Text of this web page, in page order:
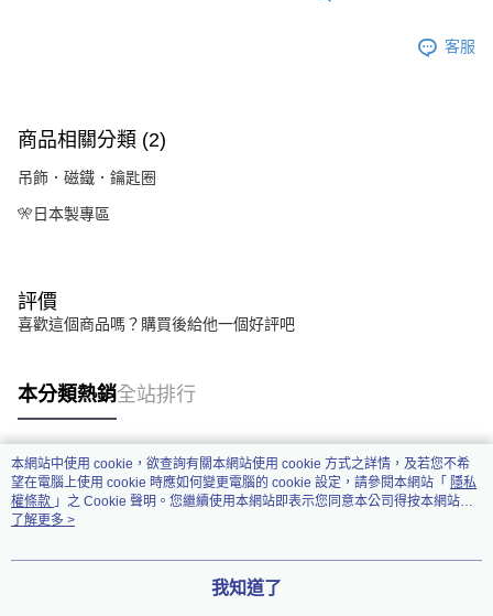
客服
商品相關分類 (2)
吊飾．磁鐵．鑰匙圈
🎌日本製專區
評價
喜歡這個商品嗎？購買後給他一個好評吧
本分類熱銷全站排行
熱門標籤
本網站中使用 cookie，欲查詢有關本網站使用 cookie 方式之詳情，及若您不希
望在電腦上使用 cookie 時應如何變更電腦的 cookie 設定，請參閱本網站「 隱私
權條款 」之 Cookie 聲明。您繼續使用本網站即表示您同意本公司得按本網站使
用條款之 Cookie 聲明使用 cookie。
了解更多 >
我知道了